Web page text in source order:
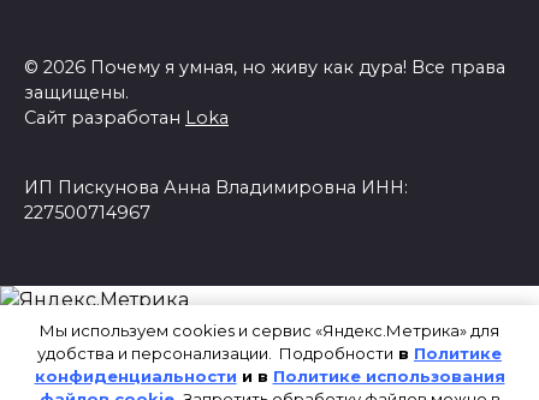
© 2026 Почему я умная, но живу как дура! Все права
защищены.
Сайт разработан Loka
ИП Пискунова Анна Владимировна ИНН:
227500714967
Мы используем cookies и сервис «Яндекс.Метрика» для
удобства и персонализации. Подробности в Политике
конфиденциальности и в Политике использования